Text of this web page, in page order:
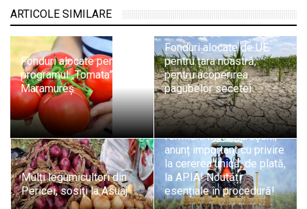
ARTICOLE SIMILARE
Fonduri alocate pentru
programul „Tomata” în
Maramureș
Fonduri alocate de UE
pentru țara noastră,
pentru acoperirea
pagubelor secetei
Mulți legumicultori din
Pericei, sosiți la Asuaj
Din 1 martie 2023: Pentru
fermierii maramureșeni,
anunț important cu privire
la cererea unică, de plată,
la APIA! Noutăți
esențiale în procedură!